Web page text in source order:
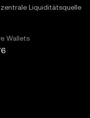
Liquiditätsquelle
Wallets